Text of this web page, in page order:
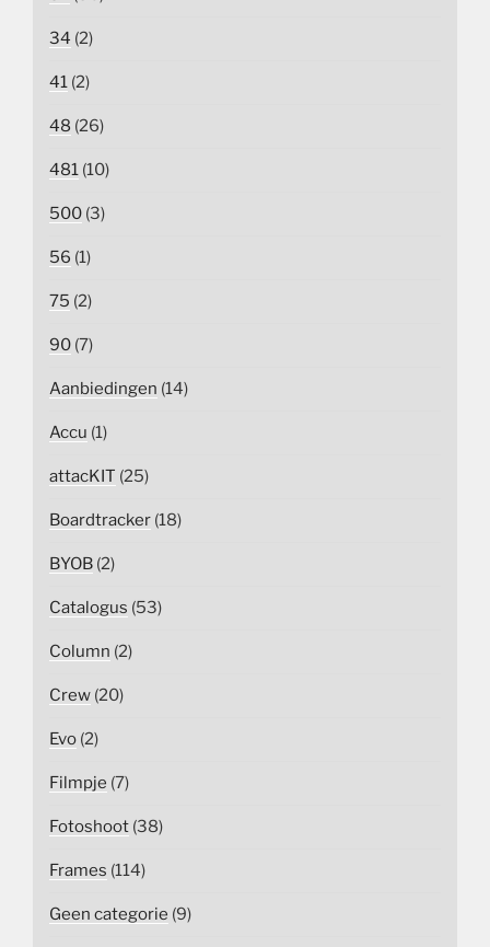
34 (2)
41 (2)
48 (26)
481 (10)
500 (3)
56 (1)
75 (2)
90 (7)
Aanbiedingen (14)
Accu (1)
attacKIT (25)
Boardtracker (18)
BYOB (2)
Catalogus (53)
Column (2)
Crew (20)
Evo (2)
Filmpje (7)
Fotoshoot (38)
Frames (114)
Geen categorie (9)